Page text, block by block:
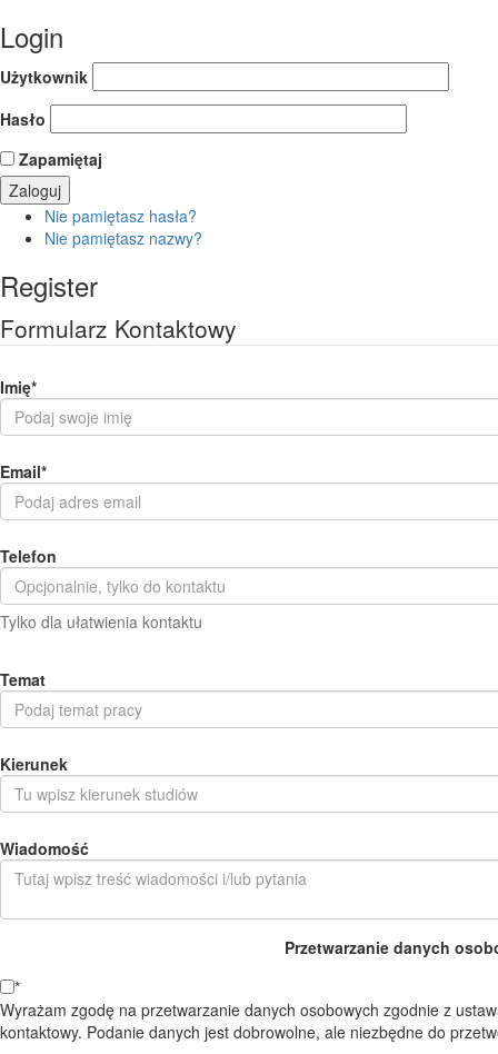
Login
Użytkownik
Hasło
Zapamiętaj
Nie pamiętasz hasła?
Nie pamiętasz nazwy?
Register
Formularz Kontaktowy
Imię*
Email*
Telefon
Tylko dla ułatwienia kontaktu
Temat
Kierunek
Wiadomość
Przetwarzanie danych
*
Wyrażam zgodę na przetwarzanie danych osobowych zgodnie z
kontaktowy. Podanie danych jest dobrowolne, ale niezbędne do